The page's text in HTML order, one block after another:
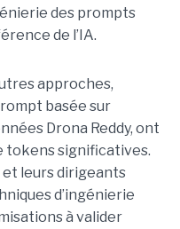
des prompts
de l’IA.
approches,
basée sur
Drona Reddy, ont
tokens significatives.
et leurs dirigeants
d’ingénierie
à valider